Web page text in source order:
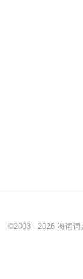
©2003 - 2026 海词词